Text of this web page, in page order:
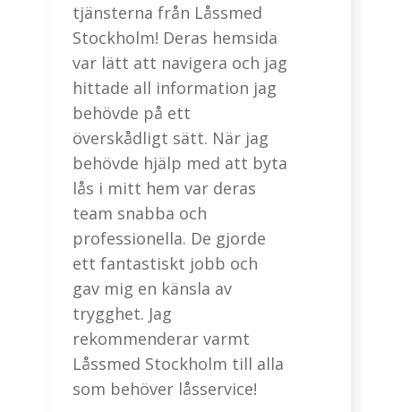
tjänsterna från Låssmed
Stockholm! Deras hemsida
var lätt att navigera och jag
hittade all information jag
behövde på ett
överskådligt sätt. När jag
behövde hjälp med att byta
lås i mitt hem var deras
team snabba och
professionella. De gjorde
ett fantastiskt jobb och
gav mig en känsla av
trygghet. Jag
rekommenderar varmt
Låssmed Stockholm till alla
som behöver låsservice!